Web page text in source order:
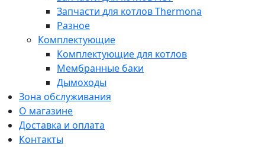
Запчасти для котлов Thermona
Разное
Комплектующие
Комплектующие для котлов
Мембранные баки
Дымоходы
Зона обслуживания
О магазине
Доставка и оплата
Контакты